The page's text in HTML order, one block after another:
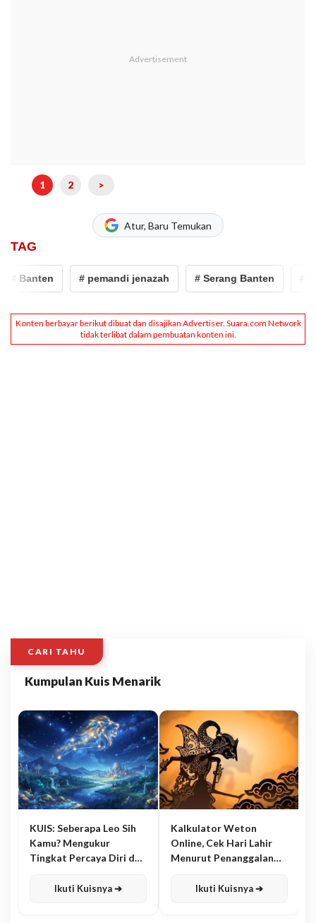
1 2 >
Atur, Baru Temukan
TAG
# pemandi jenazah # Serang Banten #
CARI TAHU
Kumpulan Kuis Menarik
KUIS: Seberapa Leo Sih
Kamu? Mengukur
Tingkat Percaya Diri dan
Ikuti Kuisnya ➔
Kalkulator Weton
Online, Cek Hari Lahir
Menurut Penanggalan
Ikuti Kuisnya ➔